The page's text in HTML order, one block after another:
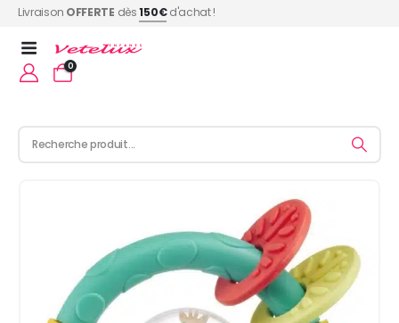
Livraison OFFERTE dès150€d'achat !
0